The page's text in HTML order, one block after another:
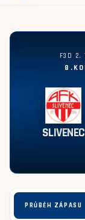
Slivenec -
F3D 2.
SLIVENEC
PRŮBĚH ZÁPASU